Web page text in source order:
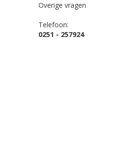
Overige vragen
Telefoon:
0251 - 257924